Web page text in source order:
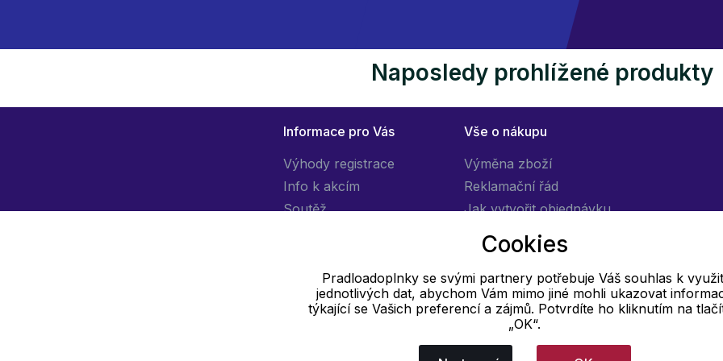
Naposledy prohlížené produkty
Informace pro Vás
Výhody registrace
Info k akcím
Soutěž
Vše o nákupu
Výměna zboží
Reklamační řád
Jak vytvořit objednávku
Obchodní podmínky
Doprava
E-mail
info@pradloadoplnky.cz
Cookies
Pradloadoplnky se svými partnery potřebuje Váš souhlas k
jednotlivých dat, abychom Vám mimo jiné mohli ukazovat
týkající se Vašich preferencí a zájmů. Potvrdíte ho kliknutím na
„OK“.